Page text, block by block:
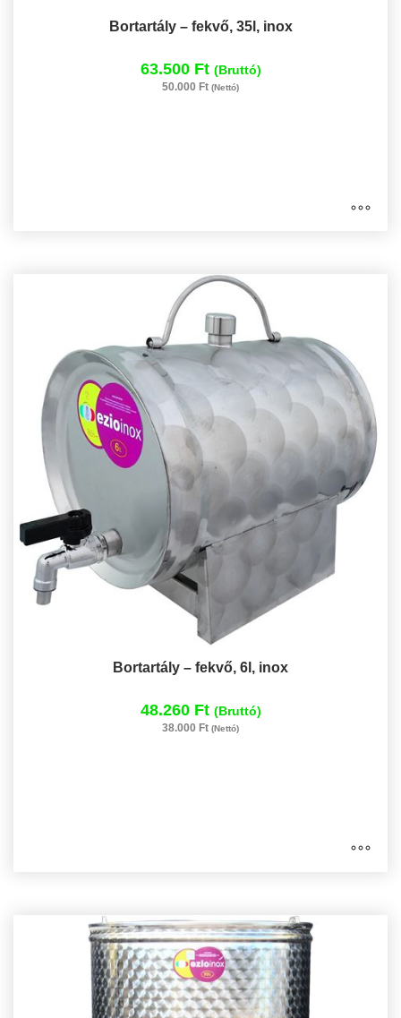
Bortartály – fekvő, 35l, inox
63.500 Ft (Bruttó)
50.000 Ft (Nettó)
Bortartály – fekvő, 6l, inox
48.260 Ft (Bruttó)
38.000 Ft (Nettó)